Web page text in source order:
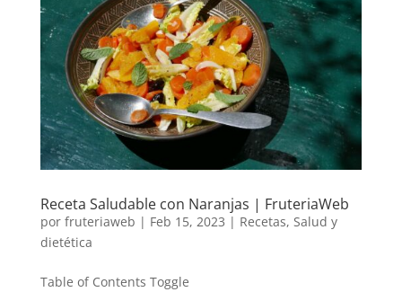
Receta Saludable con Naranjas | FruteriaWeb
por fruteriaweb | Feb 15, 2023 | Recetas, Salud y
dietética
Table of Contents Toggle